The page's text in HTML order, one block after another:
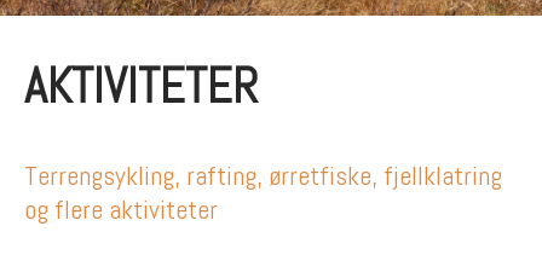
AKTIVITETER
Terrengsykling, rafting, ørretfiske, fjellklatring
og flere aktiviteter